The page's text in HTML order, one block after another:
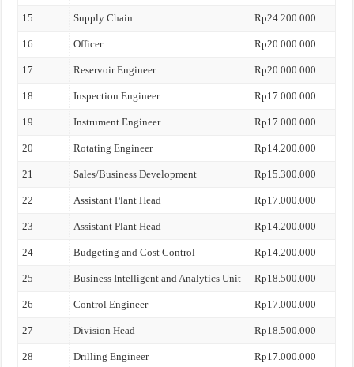
15 Supply Chain Rp24.200.000
16 Officer Rp20.000.000
17 Reservoir Engineer Rp20.000.000
18 Inspection Engineer Rp17.000.000
19 Instrument Engineer Rp17.000.000
20 Rotating Engineer Rp14.200.000
21 Sales/Business Development Rp15.300.000
22 Assistant Plant Head Rp17.000.000
23 Assistant Plant Head Rp14.200.000
24 Budgeting and Cost Control Rp14.200.000
25 Business Intelligent and Analytics Unit Rp18.500.000
26 Control Engineer Rp17.000.000
27 Division Head Rp18.500.000
28 Drilling Engineer Rp17.000.000